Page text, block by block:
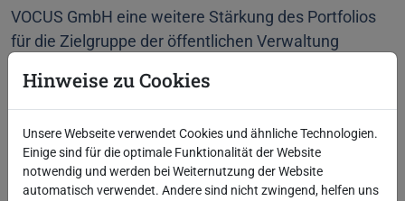
VOCUS GmbH eine weitere Stärkung des Portfolios
für die Zielgruppe der öffentlichen Verwaltung
unseres stabilen Geschäftes in den betroffenden
Märkten“, so Ulf Heinemann, Geschäftsführer von
Robotron. „Zusätzlich freuen wir uns natürlich über
den Win-Win-Effekt, der für alle beteiligten
Unternehmen mit diesem Zusammenschluss
Hinweise zu Cookies
Unsere Webseite verwendet Cookies und ähnliche Technologien.
Einige sind für die optimale Funktionalität der Website
notwendig und werden bei Weiternutzung der Website
automatisch verwendet. Andere sind nicht zwingend, helfen uns